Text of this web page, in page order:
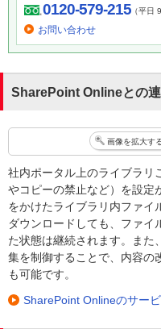
0120-579-215（平日
お問い合わせ
SharePoint Onlineとの
画像を拡大す
社内ポータル上のライブラリ
やコピーの禁止など）を設定
をかけたライブラリ内ファイ
ダウンロードしても、ファイ
た状態は継続されます。また
集を制御することで、内容の
も可能です。
SharePoint Onlineのサー